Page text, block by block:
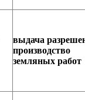
выдача
производство
земляных работ